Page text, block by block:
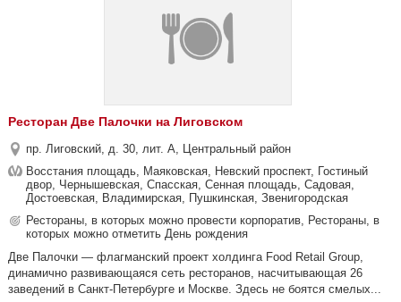
Ресторан Две Палочки на Лиговском
пр. Лиговский, д. 30, лит. А, Центральный район
Восстания площадь, Маяковская, Невский проспект, Гостиный
двор, Чернышевская, Спасская, Сенная площадь, Садовая,
Достоевская, Владимирская, Пушкинская, Звенигородская
Рестораны, в которых можно провести корпоратив, Рестораны, в
которых можно отметить День рождения
Две Палочки — флагманский проект холдинга Food Retail Group,
динамично развивающаяся сеть ресторанов, насчитывающая 26
заведений в Санкт-Петербурге и Москве. Здесь не боятся смелых...